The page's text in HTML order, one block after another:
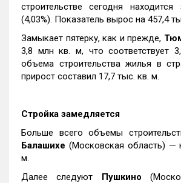
строительстве сегодня
(4,03%). Показатель вырос на 457,4
Замыкает пятерку, как и прежде,
3,8 млн кв. м, что соответствует
объема строительства жилья в
прирост составил 17,7 тыс. кв. м.
Стройка замедляется
Больше всего объемы
Балашихе (Московская область) —
м.
Далее следуют Пушкино